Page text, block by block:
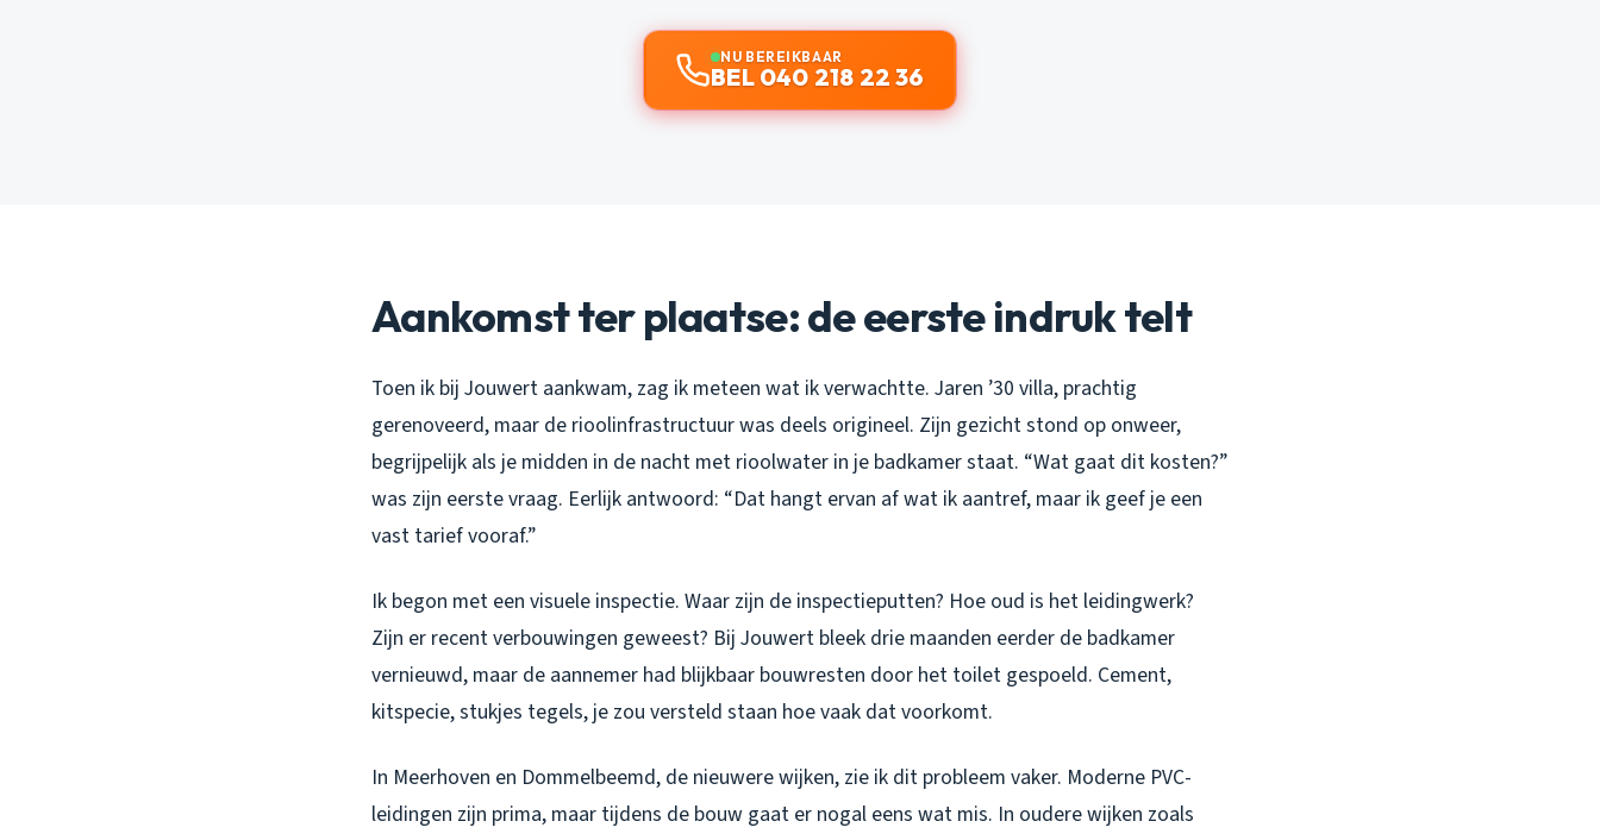
NU BEREIKBAAR
BEL 040 218 22 36
Aankomst ter plaatse: de eerste indruk telt
Toen ik bij Jouwert aankwam, zag ik meteen wat ik verwachtte. Jaren ’30 villa, prachtig
gerenoveerd, maar de rioolinfrastructuur was deels origineel. Zijn gezicht stond op onweer,
begrijpelijk als je midden in de nacht met rioolwater in je badkamer staat. “Wat gaat dit kosten?”
was zijn eerste vraag. Eerlijk antwoord: “Dat hangt ervan af wat ik aantref, maar ik geef je een
vast tarief vooraf.”
Ik begon met een visuele inspectie. Waar zijn de inspectieputten? Hoe oud is het leidingwerk?
Zijn er recent verbouwingen geweest? Bij Jouwert bleek drie maanden eerder de badkamer
vernieuwd, maar de aannemer had blijkbaar bouwresten door het toilet gespoeld. Cement,
kitspecie, stukjes tegels, je zou versteld staan hoe vaak dat voorkomt.
In Meerhoven en Dommelbeemd, de nieuwere wijken, zie ik dit probleem vaker. Moderne PVC-
leidingen zijn prima, maar tijdens de bouw gaat er nogal eens wat mis. In oudere wijken zoals